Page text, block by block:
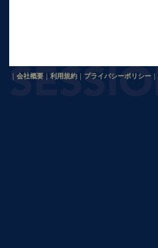
｜ 会社概要 ｜ 利用規約 ｜ プライバシーポリシー ｜